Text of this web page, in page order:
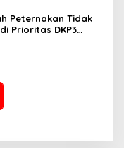
Peternakan Tidak
Prioritas DKP3